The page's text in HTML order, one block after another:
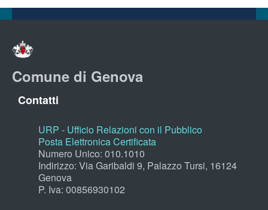
Comune di Genova
Contatti
URP - Ufficio Relazioni con il Pubblico
Posta Elettronica Certificata
Numero Unico: 010.1010
Indirizzo: Via Garibaldi 9, Palazzo Tursi, 16124
Genova
P. Iva: 00856930102